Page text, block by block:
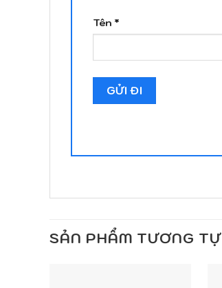
Tên *
SẢN PHẨM TƯƠNG TỰ